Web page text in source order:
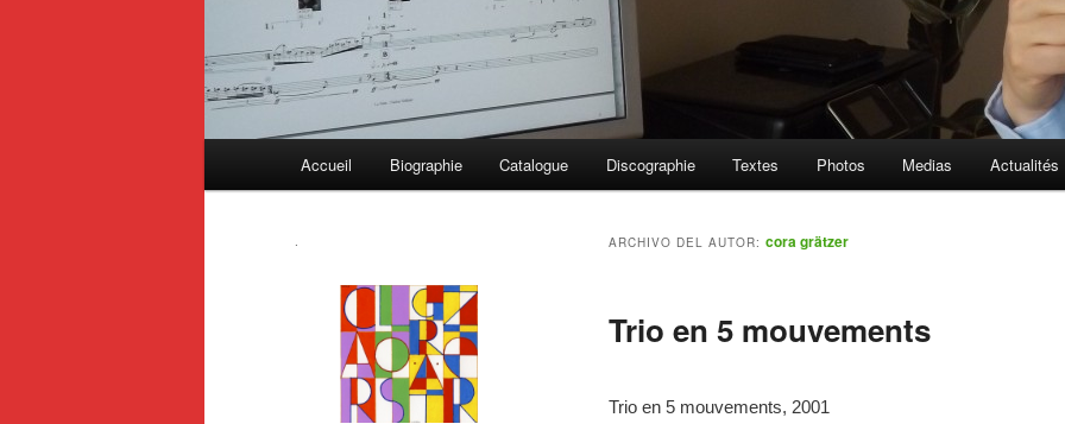
Accueil Biographie Catalogue Discographie Textes Photos Medias Actualités
ARCHIVO DEL AUTOR: cora grätzer
Trio en 5 mouvements
Trio en 5 mouvements, 2001
.